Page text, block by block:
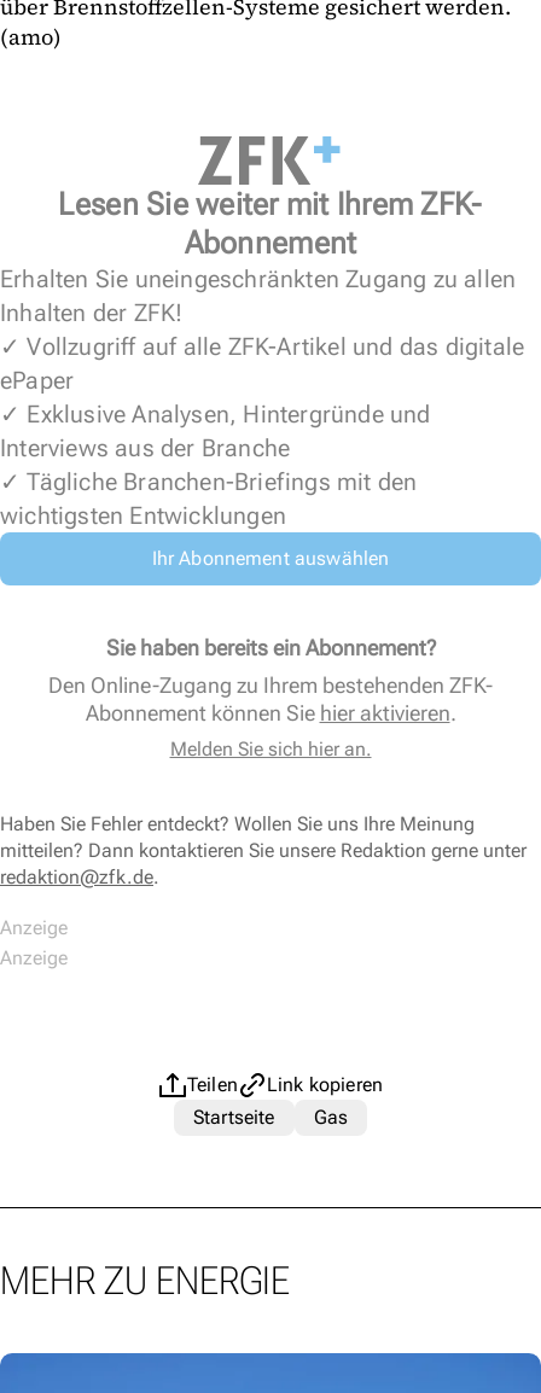
über Brennstoffzellen-Systeme gesichert werden.
(amo)
Lesen Sie weiter mit Ihrem ZFK-
Abonnement
Erhalten Sie uneingeschränkten Zugang zu allen
Inhalten der ZFK!
✓ Vollzugriff auf alle ZFK-Artikel und das digitale
ePaper
✓ Exklusive Analysen, Hintergründe und
Interviews aus der Branche
✓ Tägliche Branchen-Briefings mit den
wichtigsten Entwicklungen
Ihr Abonnement auswählen
Sie haben bereits ein Abonnement?
Den Online-Zugang zu Ihrem bestehenden ZFK-
Abonnement können Sie hier aktivieren.
Melden Sie sich hier an.
Haben Sie Fehler entdeckt? Wollen Sie uns Ihre Meinung
mitteilen? Dann kontaktieren Sie unsere Redaktion gerne unter
redaktion@zfk.de.
Teilen
Link kopieren
Startseite
Gas
MEHR ZU ENERGIE